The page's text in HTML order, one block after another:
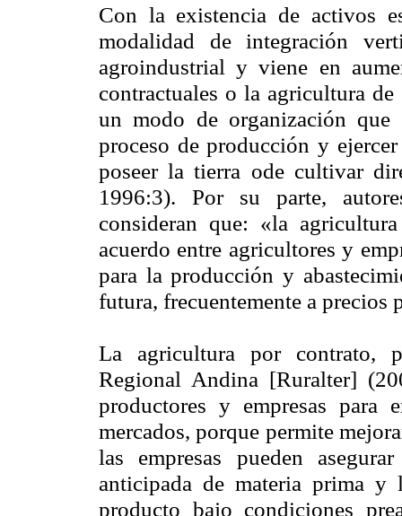
Con la existencia de activos
modalidad de integración
agroindustrial y viene en
contractuales o la agricultura
un modo de organización
proceso de producción y
poseer la tierra ode cultivar
1996:3). Por su parte,
consideran que: «la
acuerdo entre agricultores y
para la producción y
futura, frecuentemente a precios
La agricultura por contrato,
Regional Andina [Ruralter]
productores y empresas para
mercados, porque permite
las empresas pueden
anticipada de materia prima y
producto bajo condiciones